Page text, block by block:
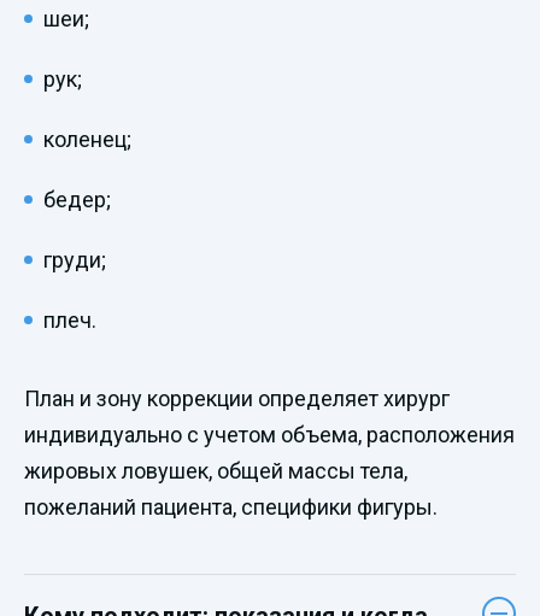
шеи;
рук;
коленец;
бедер;
груди;
плеч.
План и зону коррекции определяет хирург
индивидуально с учетом объема, расположения
жировых ловушек, общей массы тела,
пожеланий пациента, специфики фигуры.